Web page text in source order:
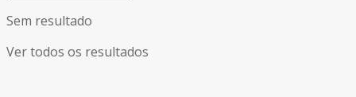
Sem resultado
Ver todos os resultados